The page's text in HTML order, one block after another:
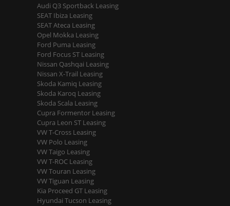
Audi Q3 Sportback Leasing
SEAT Ibiza Leasing
SEAT Ateca Leasing
Opel Mokka Leasing
Ford Puma Leasing
Ford Focus ST Leasing
Nissan Qashqai Leasing
Nissan X-Trail Leasing
Skoda Kamiq Leasing
Skoda Karoq Leasing
Skoda Scala Leasing
Cupra Formentor Leasing
Cupra Leon ST Leasing
VW T-Cross Leasing
VW Polo Leasing
VW Taigo Leasing
VW T-ROC Leasing
VW Touran Leasing
VW Tiguan Leasing
Kia Proceed GT Leasing
Hyundai Tucson Leasing